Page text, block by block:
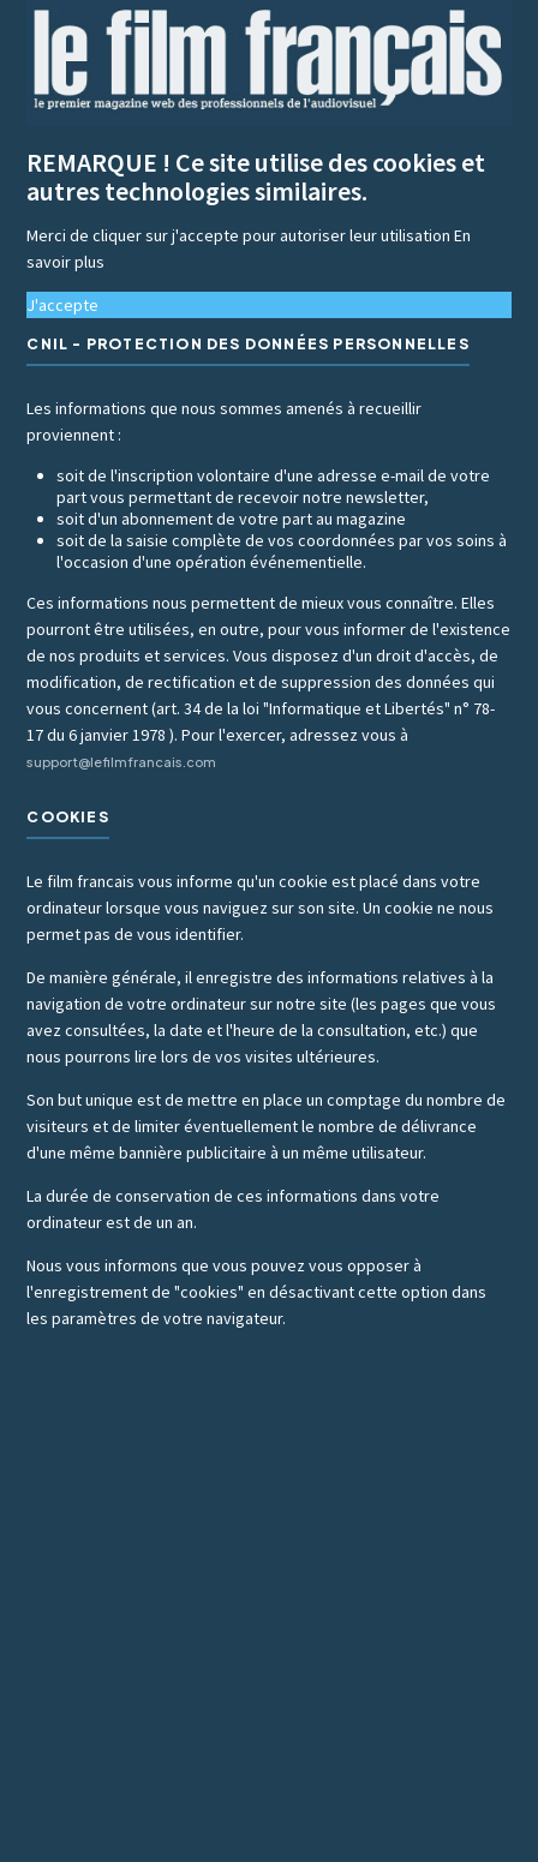
REMARQUE ! Ce site utilise des cookies et
autres technologies similaires.
Merci de cliquer sur j'accepte pour autoriser leur utilisationEn
savoir plus
J'accepte
CNIL - PROTECTION DES DONNÉES PERSONNELLES
Les informations que nous sommes amenés à recueillir
proviennent :
soit de l'inscription volontaire d'une adresse e-mail de votre
part vous permettant de recevoir notre newsletter,
soit d'un abonnement de votre part au magazine
soit de la saisie complète de vos coordonnées par vos soins à
l'occasion d'une opération événementielle.
Ces informations nous permettent de mieux vous connaître. Elles
pourront être utilisées, en outre, pour vous informer de l'existence
de nos produits et services. Vous disposez d'un droit d'accès, de
modification, de rectification et de suppression des données qui
vous concernent (art. 34 de la loi "Informatique et Libertés" n° 78-
17 du 6 janvier 1978 ). Pour l'exercer, adressez vous à
support@lefilmfrancais.com
COOKIES
Le film francais vous informe qu'un cookie est placé dans votre
ordinateur lorsque vous naviguez sur son site. Un cookie ne nous
permet pas de vous identifier.
De manière générale, il enregistre des informations relatives à la
navigation de votre ordinateur sur notre site (les pages que vous
avez consultées, la date et l'heure de la consultation, etc.) que
nous pourrons lire lors de vos visites ultérieures.
Son but unique est de mettre en place un comptage du nombre de
visiteurs et de limiter éventuellement le nombre de délivrance
d'une même bannière publicitaire à un même utilisateur.
La durée de conservation de ces informations dans votre
ordinateur est de un an.
Nous vous informons que vous pouvez vous opposer à
l'enregistrement de "cookies" en désactivant cette option dans
les paramètres de votre navigateur.